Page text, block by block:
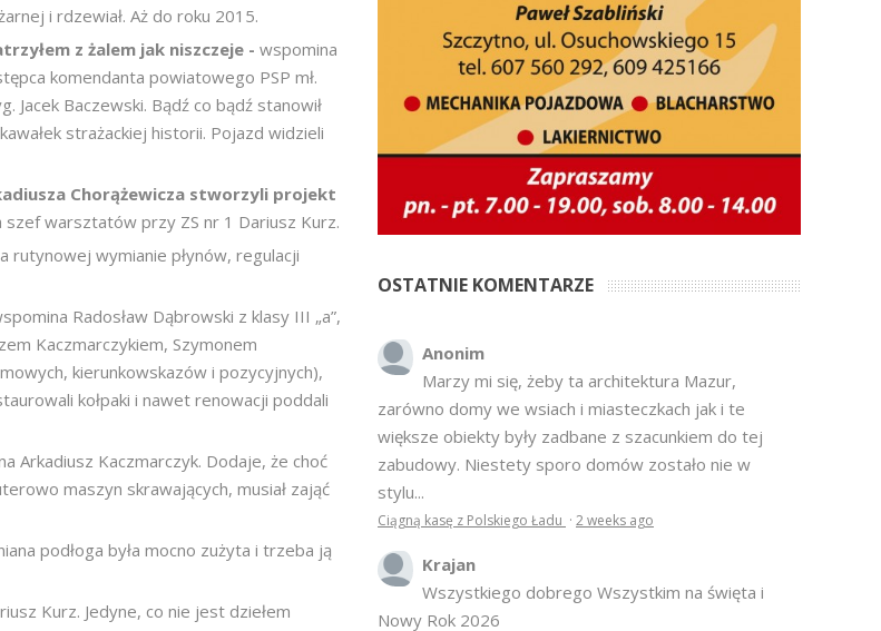
i rdzewiał. Aż do roku 2015.
z żalem jak niszczeje - wspomina
komendanta powiatowego PSP mł.
Jacek Baczewski. Bądź co bądź stanowił
strażackiej historii. Pojazd widzieli
Chorążewicza stworzyli projekt
szef warsztatów przy ZS nr 1 Dariusz Kurz.
rutynowej wymianie płynów, regulacji
Radosław Dąbrowski z klasy III „a”,
Kaczmarczykiem, Szymonem
kierunkowskazów i pozycyjnych),
kołpaki i nawet renowacji poddali
Arkadiusz Kaczmarczyk. Dodaje, że choć
maszyn skrawających, musiał zająć
podłoga była mocno zużyta i trzeba ją
Kurz. Jedyne, co nie jest dziełem
OSTATNIE KOMENTARZE
Anonim
Marzy mi się, żeby ta architektura Mazur,
zarówno domy we wsiach i miasteczkach jak i te
większe obiekty były zadbane z szacunkiem do tej
zabudowy. Niestety sporo domów zostało nie w
stylu...
Ciągną kasę z Polskiego Ładu · 2 weeks ago
Krajan
Wszystkiego dobrego Wszystkim na święta i
Nowy Rok 2026